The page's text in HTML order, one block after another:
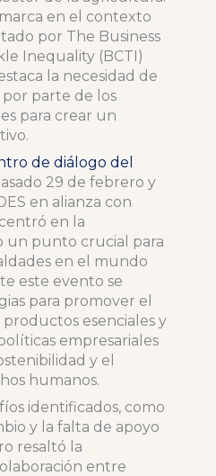
en el contexto
por The Business
Inequality (BCTI)
la necesidad de
por parte de los
para crear un
de diálogo del
29 de febrero y
en alianza con
en la
un punto crucial para
en el mundo
este evento se
para promover el
esenciales y
empresariales
y el
humanos.
identificados, como
y la falta de apoyo
resaltó la
entre